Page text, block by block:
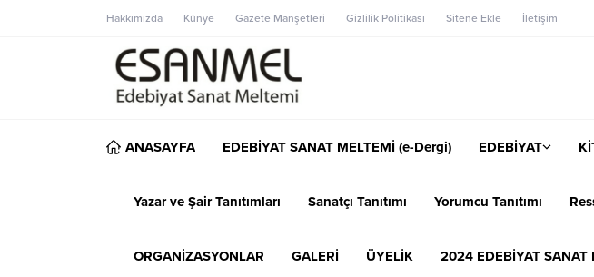
Hakkımızda Künye Gazete Manşetleri Gizlilik Politikası Sitene Ekle İletişim
ANASAYFA EDEBİYAT SANAT MELTEMİ (e-Dergi) EDEBİYAT
Yazar ve Şair Tanıtımları Sanatçı Tanıtımı Yorumcu Tanıtımı
ORGANİZASYONLAR GALERİ ÜYELİK 2024 EDEBİYAT SANAT